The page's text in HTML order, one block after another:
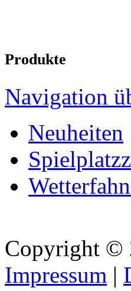
Produkte
Navigation
Neuheiten
Copyright ©
Impressum |